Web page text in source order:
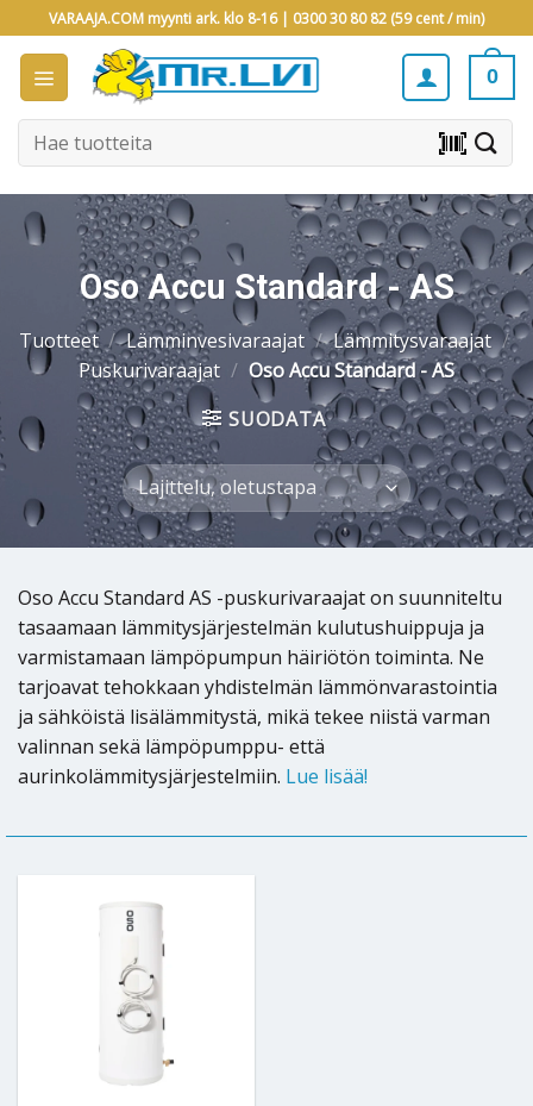
to
content
VARAAJA.COM myynti ark. klo 8-16 | 0300 30 80 82 (59 cent / min)
0
Etsi: barcode_scanner
Oso Accu Standard - AS
Tuotteet / Lämminvesivaraajat / Lämmitysvaraajat /
Puskurivaraajat / Oso Accu Standard - AS
SUODATA
Oso Accu Standard AS -puskurivaraajat on suunniteltu
tasaamaan lämmitysjärjestelmän kulutushuippuja ja
varmistamaan lämpöpumpun häiriötön toiminta. Ne
tarjoavat tehokkaan yhdistelmän lämmönvarastointia
ja sähköistä lisälämmitystä, mikä tekee niistä varman
valinnan sekä lämpöpumppu- että
aurinkolämmitysjärjestelmiin. Lue lisää!